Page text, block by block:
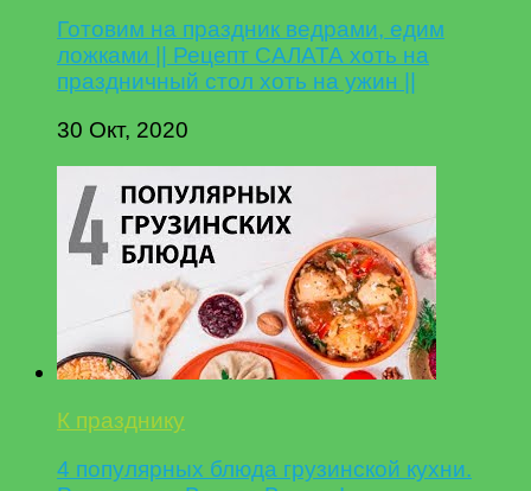
Готовим на праздник ведрами, едим
ложками || Рецепт САЛАТА хоть на
праздничный стол хоть на ужин ||
30 Окт, 2020
К празднику
4 популярных блюда грузинской кухни.